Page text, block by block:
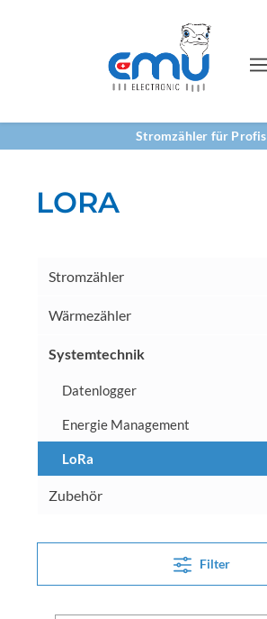
Stromzähler für Profis
LORA
Stromzähler
Wärmezähler
Systemtechnik
Datenlogger
Energie Management
LoRa
Zubehör
Filter